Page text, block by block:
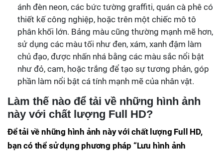
ánh đèn neon, các bức tường graffiti, quán cà phê có
thiết kế công nghiệp, hoặc trên một chiếc mô tô
phân khối lớn. Bảng màu cũng thường mạnh mẽ hơn,
sử dụng các màu tối như đen, xám, xanh đậm làm
chủ đạo, được nhấn nhá bằng các màu sắc nổi bật
như đỏ, cam, hoặc trắng để tạo sự tương phản, góp
phần làm nổi bật cá tính mạnh mẽ của nhân vật.
Làm thế nào để tải về những hình ảnh
này với chất lượng Full HD?
Để tải về những hình ảnh này với chất lượng Full HD,
bạn có thể sử dụng phương pháp “Lưu hình ảnh